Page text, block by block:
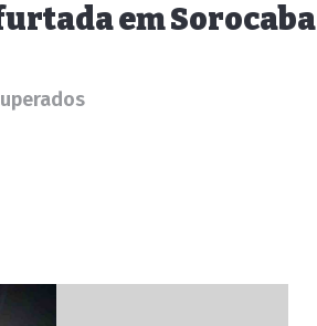
em Sorocaba